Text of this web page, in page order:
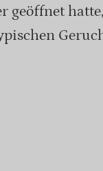
geöffnet